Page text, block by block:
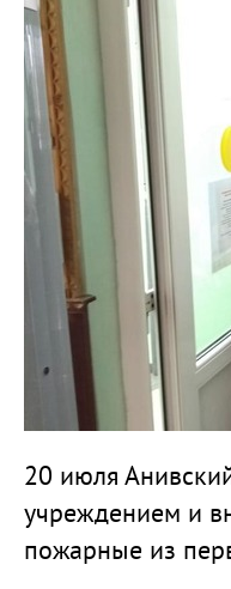
20 июля
учреждением и
пожарные из